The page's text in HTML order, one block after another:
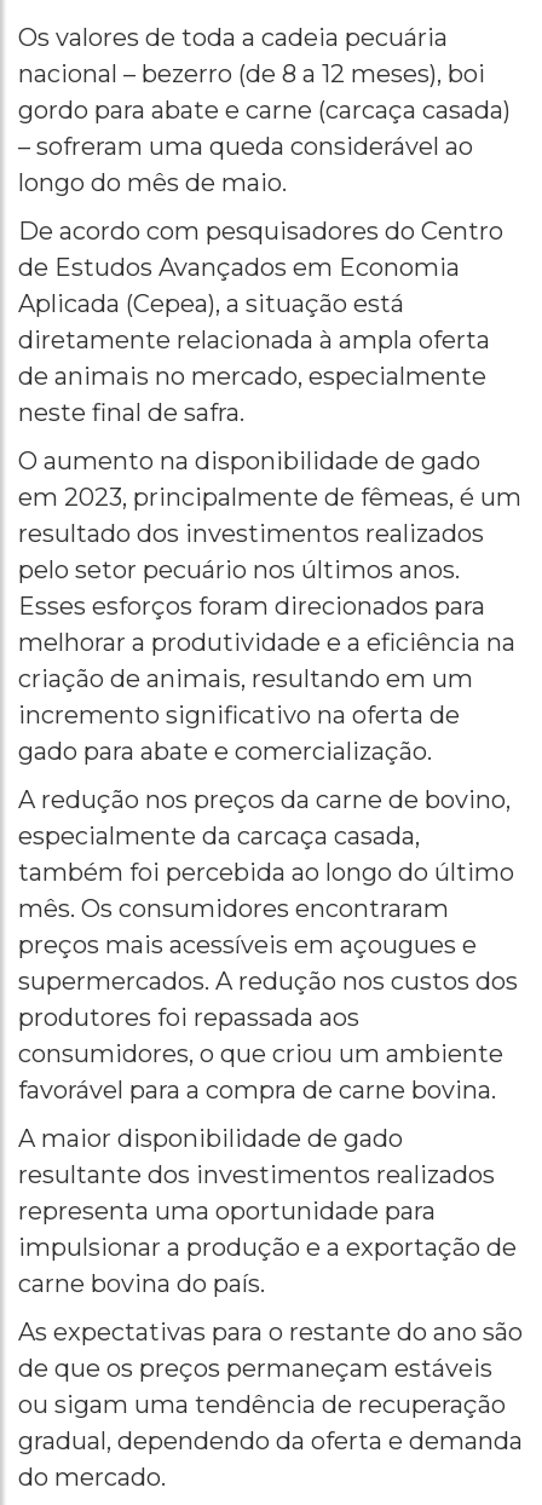
Os valores de toda a cadeia pecuária
nacional – bezerro (de 8 a 12 meses), boi
gordo para abate e carne (carcaça casada)
– sofreram uma queda considerável ao
longo do mês de maio.
De acordo com pesquisadores do Centro
de Estudos Avançados em Economia
Aplicada (Cepea), a situação está
diretamente relacionada à ampla oferta
de animais no mercado, especialmente
neste final de safra.
O aumento na disponibilidade de gado
em 2023, principalmente de fêmeas, é um
resultado dos investimentos realizados
pelo setor pecuário nos últimos anos.
Esses esforços foram direcionados para
melhorar a produtividade e a eficiência na
criação de animais, resultando em um
incremento significativo na oferta de
gado para abate e comercialização.
A redução nos preços da carne de bovino,
especialmente da carcaça casada,
também foi percebida ao longo do último
mês. Os consumidores encontraram
preços mais acessíveis em açougues e
supermercados. A redução nos custos dos
produtores foi repassada aos
consumidores, o que criou um ambiente
favorável para a compra de carne bovina.
A maior disponibilidade de gado
resultante dos investimentos realizados
representa uma oportunidade para
impulsionar a produção e a exportação de
carne bovina do país.
As expectativas para o restante do ano são
de que os preços permaneçam estáveis
ou sigam uma tendência de recuperação
gradual, dependendo da oferta e demanda
do mercado.